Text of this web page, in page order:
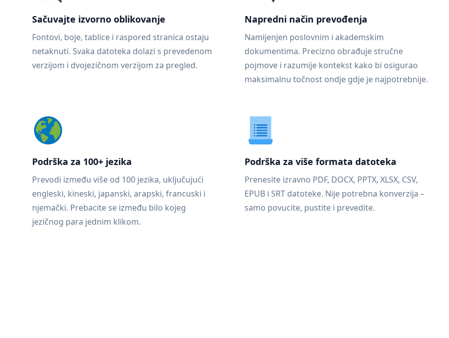
Sačuvajte izvorno oblikovanje
Fontovi, boje, tablice i raspored stranica ostaju
netaknuti. Svaka datoteka dolazi s prevedenom
verzijom i dvojezičnom verzijom za pregled.
Napredni način prevođenja
Namijenjen poslovnim i akademskim
dokumentima. Precizno obrađuje stručne
pojmove i razumije kontekst kako bi osigurao
maksimalnu točnost ondje gdje je najpotrebnije.
Podrška za 100+ jezika
Prevodi između više od 100 jezika, uključujući
engleski, kineski, japanski, arapski, francuski i
njemački. Prebacite se između bilo kojeg
jezičnog para jednim klikom.
Podrška za više formata datoteka
Prenesite izravno PDF, DOCX, PPTX, XLSX, CSV,
EPUB i SRT datoteke. Nije potrebna konverzija –
samo povucite, pustite i prevedite.